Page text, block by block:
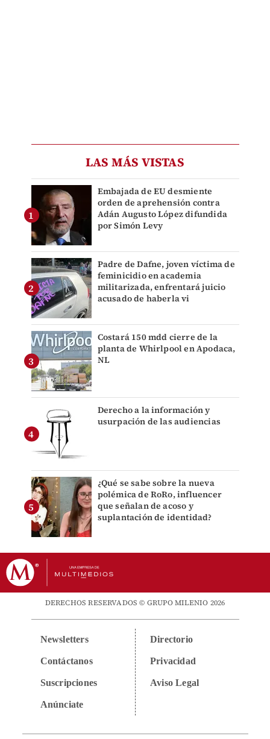
LAS MÁS VISTAS
Embajada de EU desmiente
orden de aprehensión contra
Adán Augusto López difundida
por Simón Levy
Padre de Dafne, joven víctima de
feminicidio en academia
militarizada, enfrentará juicio
acusado de haberla vi
Costará 150 mdd cierre de la
planta de Whirlpool en Apodaca,
NL
Derecho a la información y
usurpación de las audiencias
¿Qué se sabe sobre la nueva
polémica de RoRo, influencer
que señalan de acoso y
suplantación de identidad?
DERECHOS RESERVADOS © GRUPO MILENIO 2026
Newsletters
Contáctanos
Suscripciones
Anúnciate
Directorio
Privacidad
Aviso Legal